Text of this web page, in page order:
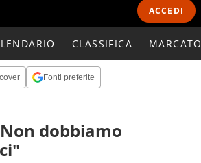
ACCEDI
CLASSIFICA
Fonti preferite
dobbiamo